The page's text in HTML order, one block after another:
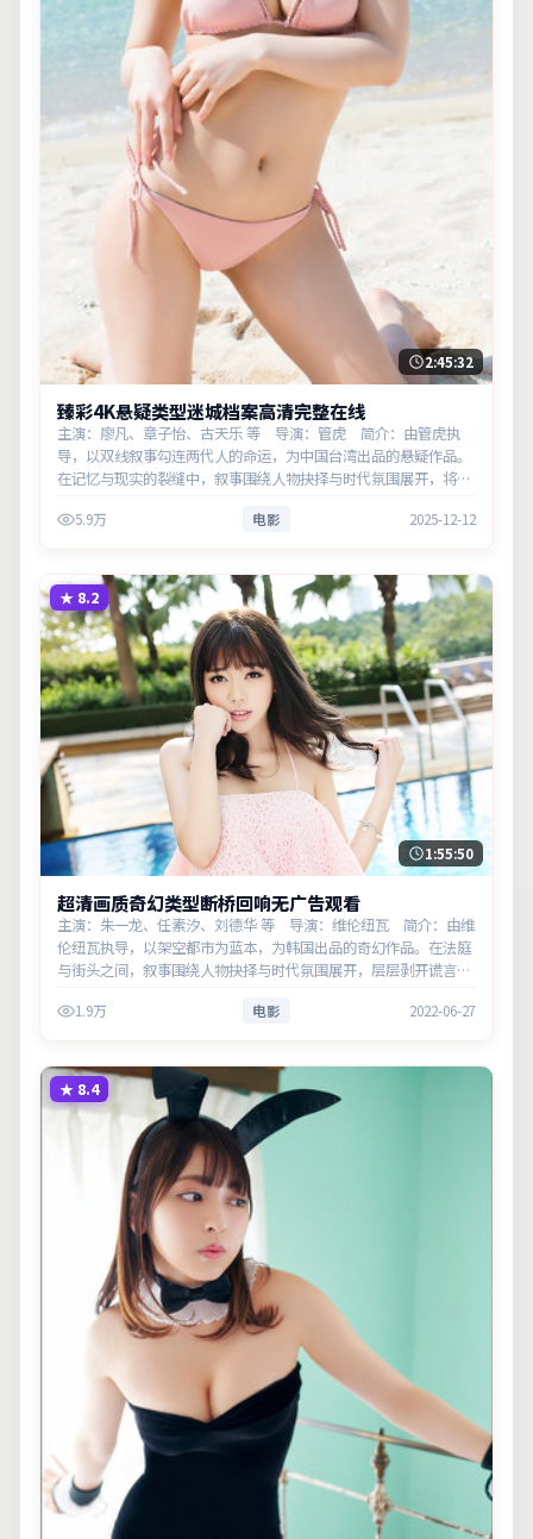
2:45:32
臻彩4K悬疑类型迷城档案高清完整在线
主演：廖凡、章子怡、古天乐 等 导演：管虎 简介：由管虎执
导，以双线叙事勾连两代人的命运，为中国台湾出品的悬疑作品。
在记忆与现实的裂缝中，叙事围绕人物抉择与时代氛围展开，将人
赏性与现实…
5.9万 电影 2025-12-12
★ 8.2
1:55:50
超清画质奇幻类型断桥回响无广告观看
主演：朱一龙、任素汐、刘德华 等 导演：维伦纽瓦 简介：由维
伦纽瓦执导，以架空都市为蓝本，为韩国出品的奇幻作品。在法庭
与街头之间，叙事围绕人物抉择与时代氛围展开，层层剥开谎言与
1.9万 电影 2022-06-27
★ 8.4